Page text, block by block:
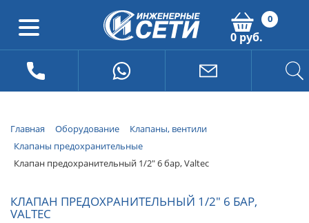
0
0 руб.
Главная Оборудование
Клапаны, вентили
Клапаны предохранительные
Клапан предохранительный 1/2" 6 бар, Valtec
КЛАПАН ПРЕДОХРАНИТЕЛЬНЫЙ 1/2" 6 БАР,
VALTEC